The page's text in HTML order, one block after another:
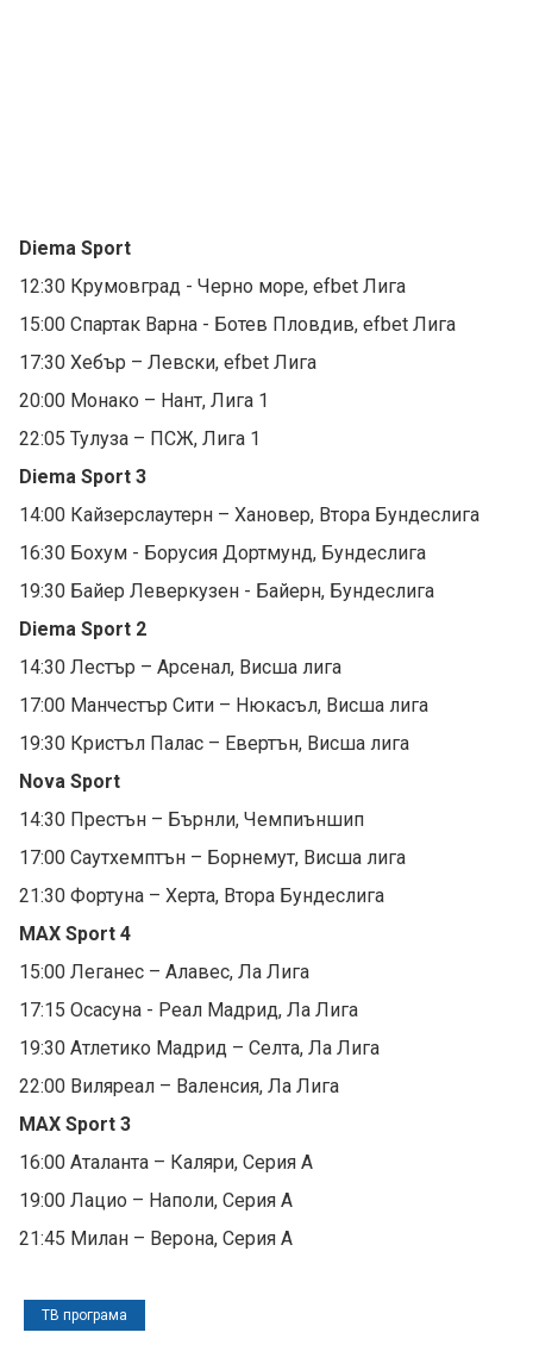
Diema Sport
12:30 Крумовград - Черно море, efbet Лига
15:00 Спартак Варна - Ботев Пловдив, efbet Лига
17:30 Хебър – Левски, efbet Лига
20:00 Монако – Нант, Лига 1
22:05 Тулуза – ПСЖ, Лига 1
Diema Sport 3
14:00 Кайзерслаутерн – Хановер, Втора Бундеслига
16:30 Бохум - Борусия Дортмунд, Бундеслига
19:30 Байер Леверкузен - Байерн, Бундеслига
Diema Sport 2
14:30 Лестър – Арсенал, Висша лига
17:00 Манчестър Сити – Нюкасъл, Висша лига
19:30 Кристъл Палас – Евертън, Висша лига
Nova Sport
14:30 Престън – Бърнли, Чемпиъншип
17:00 Саутхемптън – Борнемут, Висша лига
21:30 Фортуна – Херта, Втора Бундеслига
MAX Sport 4
15:00 Леганес – Алавес, Ла Лига
17:15 Осасуна - Реал Мадрид, Ла Лига
19:30 Атлетико Мадрид – Селта, Ла Лига
22:00 Виляреал – Валенсия, Ла Лига
MAX Sport 3
16:00 Аталанта – Каляри, Серия А
19:00 Лацио – Наполи, Серия А
21:45 Милан – Верона, Серия А
ТВ програма